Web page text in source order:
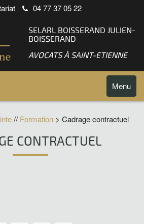
04 77 37 05 22
SELARL BOISSERAND JULIEN-
BOISSERAND
AVOCATS À SAINT-ETIENNE
Toggle
Menu
// Formation > Cadrage contractuel
CONTRACTUEL